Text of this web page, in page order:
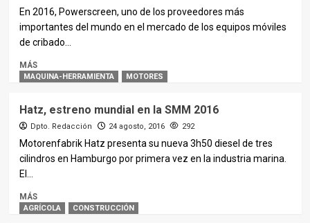
En 2016, Powerscreen, uno de los proveedores más
importantes del mundo en el mercado de los equipos móviles
de cribado...
MÁS
MAQUINA-HERRAMIENTA MOTORES
Hatz, estreno mundial en la SMM 2016
Dpto. Redacción 24 agosto, 2016 292
Motorenfabrik Hatz presenta su nueva 3h50 diesel de tres
cilindros en Hamburgo por primera vez en la industria marina.
El...
MÁS
AGRÍCOLA CONSTRUCCIÓN